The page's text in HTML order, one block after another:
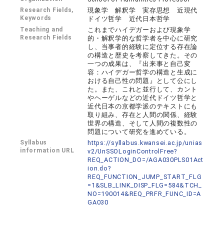
Research Fields,
Keywords
現象学 解釈学 実存思想 近現代
ドイツ哲学 近代日本哲学
Teaching and
Research Fields
これまでハイデガーおよび現象学
的・解釈学的な哲学者を中心に研究
し、当事者的経験に定位する存在論
の構造と歴史を考察してきた。その
一つの成果は、『出来事と自己変
容：ハイデガー哲学の構造と生成に
おける自己性の問題』として公にし
た。また、これと並行して、カント
やヘーゲルなどの近代ドイツ哲学と
近代日本の京都学派のテキストにも
取り組み、存在と人間の関係、経験
世界の構造、そして人間の複数性の
問題について研究を進めている。
Syllabus
information URL
https://syllabus.kwansei.ac.jp/unias
v2/UnSSOLoginControlFree?
REQ_ACTION_DO=/AGA030PLS01Act
ion.do?
REQ_FUNCTION_JUMP_START_FLG
=1&SLB_LINK_DISP_FLG=584&TCH_
NO=190014&REQ_PRFR_FUNC_ID=A
GA030